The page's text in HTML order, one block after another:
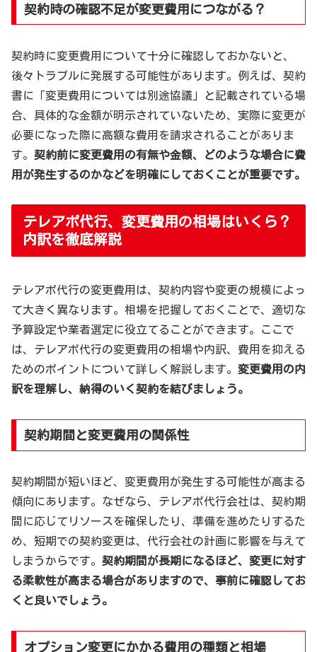
契約時の確認不足が変更費用につながる？
契約時に変更費用について十分に確認しておかないと、
後々トラブルに発展する可能性があります。例えば、契約
書に「変更費用については別途協議」と記載されている場
合、具体的な金額が明示されていないため、実際に変更が
必要になった際に高額な費用を請求されることがありま
す。 契約前に変更費用の有無や金額、どのような場合に費
用が発生するのかなどを明確にしておくことが重要です。
テレアポ代行、変更費用の相場はいくら？
内訳を徹底解説
テレアポ代行の変更費用は、契約内容や変更の規模によっ
て大きく異なります。相場を把握しておくことで、適切な
予算設定や業者選定に役立てることができます。ここで
は、テレアポ代行の変更費用の相場や内訳、費用を抑える
ためのポイントについて詳しく解説します。 変更費用の内
訳を理解し、納得のいく契約を結びましょう。
契約期間と変更費用の関係性
契約期間が短いほど、変更費用が発生する可能性が高まる
傾向にあります。なぜなら、テレアポ代行会社は、契約期
間に応じてリソースを確保したり、準備を進めたりするた
め、短期での契約変更は、代行会社の計画に影響を与えて
しまうからです。 契約期間が長期になるほど、変更に対す
る柔軟性が高まる場合がありますので、事前に確認してお
くと良いでしょう。
オプション変更にかかる費用の種類と相場